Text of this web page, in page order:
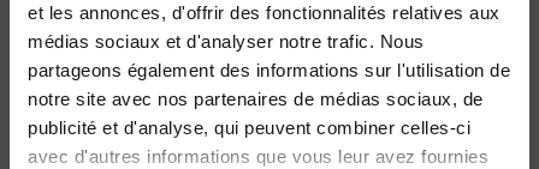
et les annonces, d'offrir des fonctionnalités relatives aux
médias sociaux et d'analyser notre trafic. Nous
partageons également des informations sur l'utilisation de
notre site avec nos partenaires de médias sociaux, de
publicité et d'analyse, qui peuvent combiner celles-ci
avec d'autres informations que vous leur avez fournies
Critique internationale 29, octobre-décembre
2005
Quel avenir pour l'Europe ? Les préférences des États
membres et de la Commission européenne
Dionyssis G. Dimitrakopoulos, Hussein Kassim